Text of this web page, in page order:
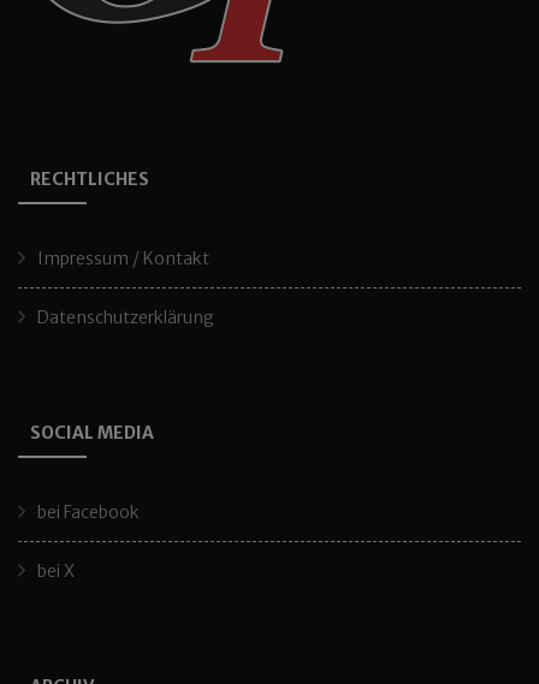
RECHTLICHES
Impressum / Kontakt
Datenschutzerklärung
SOCIAL MEDIA
bei Facebook
bei X